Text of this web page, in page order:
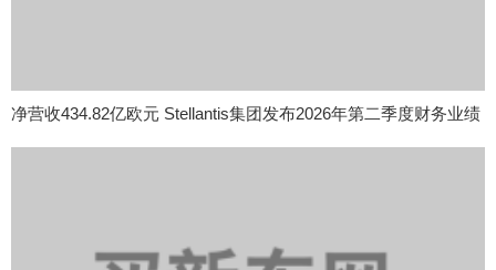
净营收434.82亿欧元 Stellantis集团发布2026年第二季度财务业绩